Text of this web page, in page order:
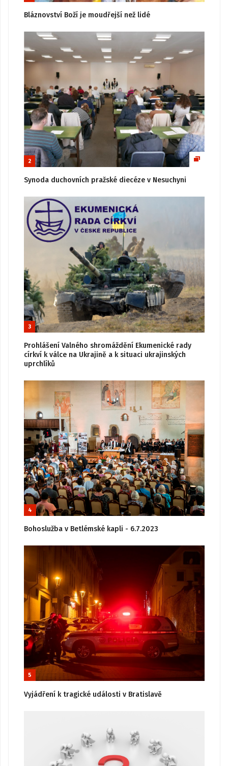
Bláznovství Boží je moudřejší než lidé
2
Synoda duchovních pražské diecéze v Nesuchyni
3
Prohlášení Valného shromáždění Ekumenické rady
církví k válce na Ukrajině a k situaci ukrajinských
uprchlíků
4
Bohoslužba v Betlémské kapli - 6.7.2023
5
Vyjádření k tragické události v Bratislavě